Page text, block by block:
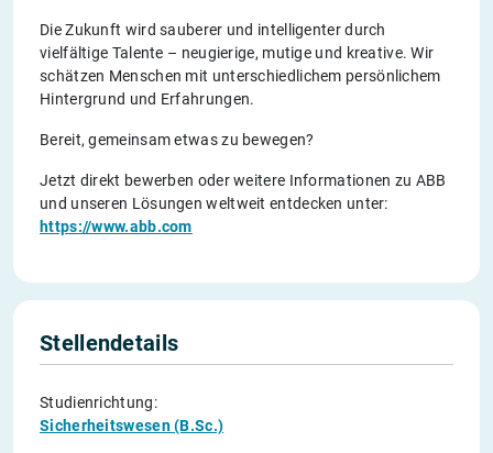
Die Zukunft wird sauberer und intelligenter durch
vielfältige Talente – neugierige, mutige und kreative. Wir
schätzen Menschen mit unterschiedlichem persönlichem
Hintergrund und Erfahrungen.
Bereit, gemeinsam etwas zu bewegen?
Jetzt direkt bewerben oder weitere Informationen zu ABB
und unseren Lösungen weltweit entdecken unter:
https://www.abb.com
Stellendetails
Studienrichtung:
Sicherheitswesen (B.Sc.)